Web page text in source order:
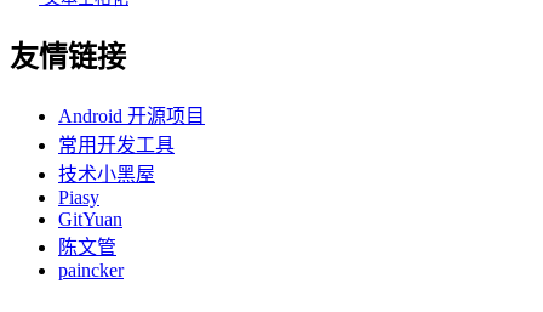
友情链接
Android 开源项目
常用开发工具
技术小黑屋
Piasy
GitYuan
陈文管
paincker